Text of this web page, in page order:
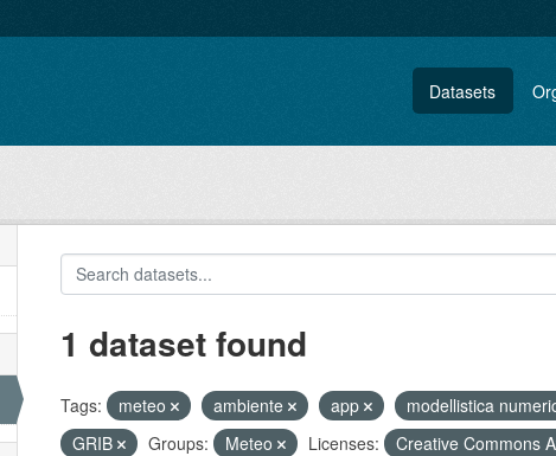
Datasets
1 dataset found
Tags: meteo ambiente app modellistica
GRIB
Groups: Meteo Licenses: Creative Commons